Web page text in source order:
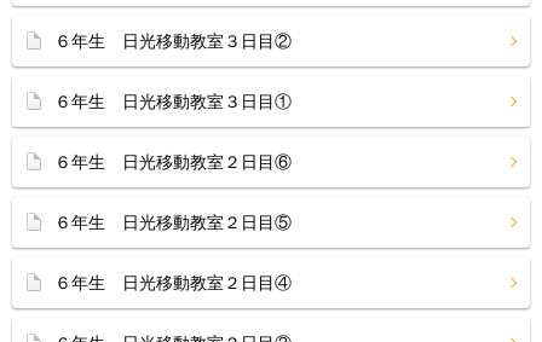
６年生 日光移動教室３日目②
６年生 日光移動教室３日目①
６年生 日光移動教室２日目⑥
６年生 日光移動教室２日目⑤
６年生 日光移動教室２日目④